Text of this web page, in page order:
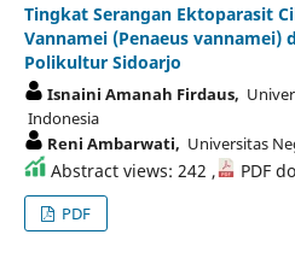
Tingkat Serangan Ektoparasit
Vannamei (Penaeus vannamei)
Polikultur Sidoarjo
Isnaini Amanah Firdaus,
Indonesia
Reni Ambarwati, Universitas
Abstract views: 242 , PDF
PDF